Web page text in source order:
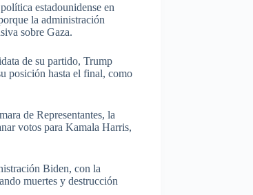
estadounidense en
la administración
sobre Gaza.
de su partido, Trump
posición hasta el final, como
de Representantes, la
votos para Kamala Harris,
Biden, con la
muertes y destrucción